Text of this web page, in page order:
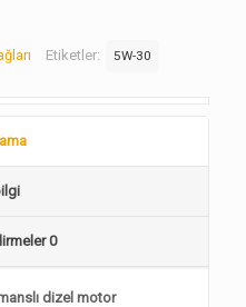
Etiketler: 5W-30
0
dizel motor